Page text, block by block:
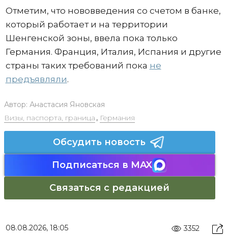
Отметим, что нововведения со счетом в банке,
который работает и на территории
Шенгенской зоны, ввела пока только
Германия. Франция, Италия, Испания и другие
страны таких требований пока не
предъявляли.
Автор: Анастасия Яновская
Визы, паспорта, граница , Германия
Обсудить новость
Подписаться в MAX
Связаться с редакцией
08.08.2026, 18:05 3352